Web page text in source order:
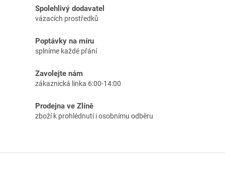
Spolehlivý dodavatel
vázacích prostředků
Poptávky na míru
splníme každé přání
Zavolejte nám
zákaznická linka 6:00-14:00
Prodejna ve Zlíně
zboží k prohlédnutí i osobnímu odběru